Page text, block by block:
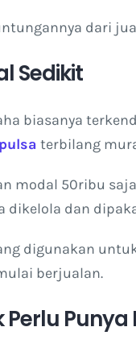
dari
Sedikit
biasanya
pulsa terbilang
modal 50ribu
dikelola dan
digunakan
berjualan.
Perlu Punya